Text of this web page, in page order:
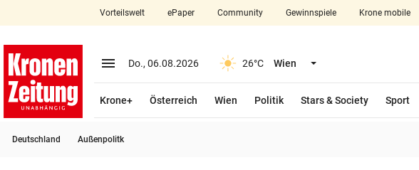
closeSchließen
account_circle Anmelden
arrow_right
Vorteilswelt ePaper Community Gewinnspiele Krone mobile
menu Menü aufklappen
Do., 06.08.2026 26°C Wien Menü aufklappen
Krone+ Österreich Wien Politik Stars & Society Sport
Deutschland Außenpolitk